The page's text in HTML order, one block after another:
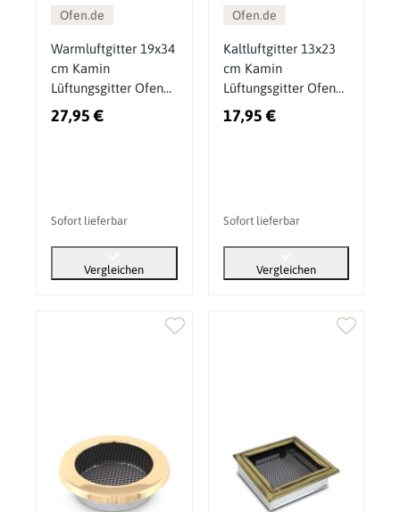
Ofen.de
Warmluftgitter 19x34
cm Kamin
Lüftungsgitter Ofen
Gitter Kupfer Antik
27,95 €
Sofort lieferbar
Vergleichen
Ofen.de
Kaltluftgitter 13x23
cm Kamin
Lüftungsgitter Ofen
Gitter Kupfer Patina
17,95 €
Sofort lieferbar
Vergleichen